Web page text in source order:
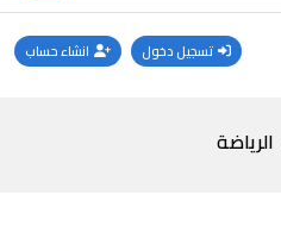
تسجيل دخول انشاء حساب
الرياضة